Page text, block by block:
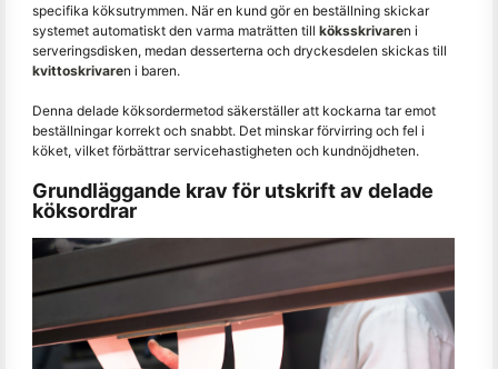
specifika köksutrymmen. När en kund gör en beställning skickar
systemet automatiskt den varma maträtten till köksskrivaren i
serveringsdisken, medan desserterna och dryckesdelen skickas till
kvittoskrivaren i baren.
Denna delade köksordermetod säkerställer att kockarna tar emot
beställningar korrekt och snabbt. Det minskar förvirring och fel i
köket, vilket förbättrar servicehastigheten och kundnöjdheten.
Grundläggande krav för utskrift av delade
köksordrar